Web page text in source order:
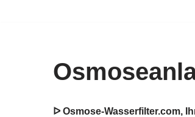
ᐅ Osmose-Wasserfilter.com,